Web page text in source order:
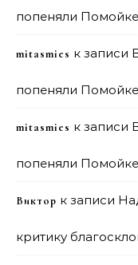
попеняли Помойке
mitasmies к записи
попеняли Помойке
mitasmies к записи
попеняли Помойке
Виктор к записи
критику